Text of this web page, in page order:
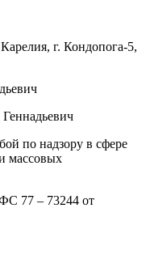
г. Кондопога-5,
по надзору в сфере
массовых
77 – 73244 от